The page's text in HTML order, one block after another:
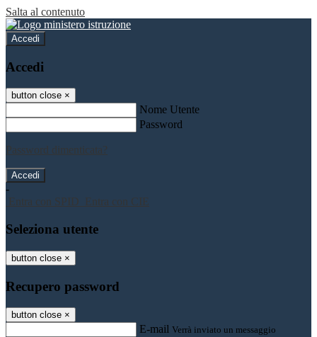
Salta al contenuto
Accedi
Accedi
button close ×
Nome Utente
Password
Password dimenticata?
-
Entra con SPID
Entra con CIE
Seleziona utente
button close ×
Recupero password
button close ×
E-mail Verrà inviato un messaggio